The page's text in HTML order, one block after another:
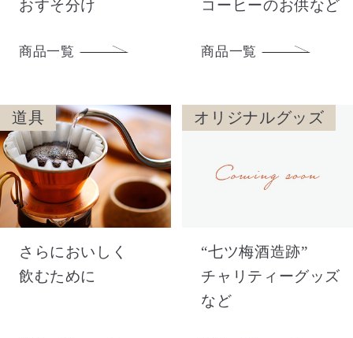
おすそ分け
商品一覧
コーヒーのお供など
商品一覧
道具
さらにおいしく
飲むために
オリジナルグッズ
“七ツ梅酒造跡”
チャリティーグッズ
など